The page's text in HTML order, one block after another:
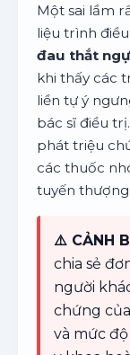
Một sai lầm
liệu trình
đau thắt
khi thấy các
liền tự ý
bác sĩ điều
phát triệu
các thuốc
tuyến
⚠️ CẢNH
chia sẻ
người
chứng
và mức